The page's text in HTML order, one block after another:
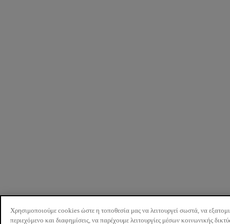
Χρησιμοποιούμε cookies ώστε η τοποθεσία μας να λειτουργεί σωστά, να
περιεχόμενο και διαφημίσεις, να παρέχουμε λειτουργίες μέσων κοινωνικής